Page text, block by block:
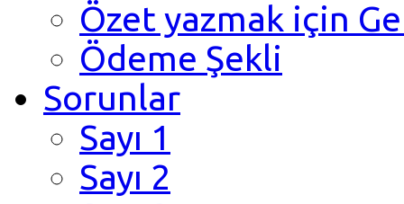
Özet yazmak için
Ödeme Şekli
Sorunlar
Sayı 1
Sayı 2